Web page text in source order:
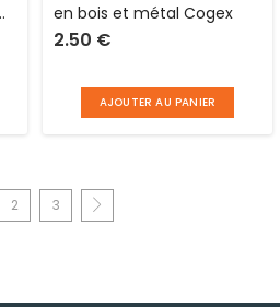
en bois et métal Cogex
2.50 €
AJOUTER AU PANIER
2 3